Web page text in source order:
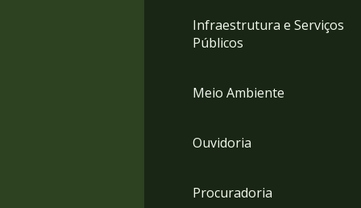
Infraestrutura e Serviços
Públicos
Meio Ambiente
Ouvidoria
Procuradoria